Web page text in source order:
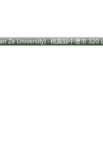
Ze University) ‧ 桃園縣中壢市 320